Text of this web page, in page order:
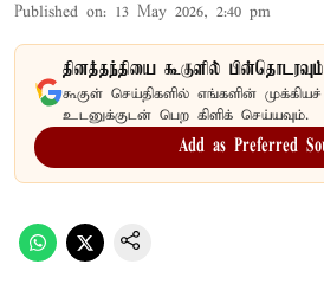
Published on: 13 May 2026, 2:40 pm
தினத்தந்தியை கூகுளில் பின்தொடரவும்
கூகுள் செய்திகளில் எங்களின்
உடனுக்குடன் பெற கிளிக் செய்யவும்.
Add as Preferred